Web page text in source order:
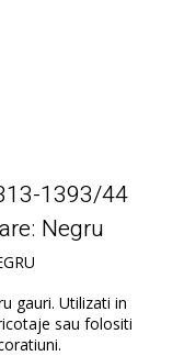
1393/44
Negru
gauri. Utilizati in
sau folositi